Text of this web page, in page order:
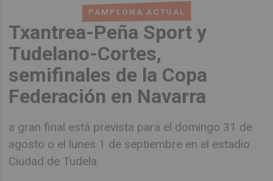
PAMPLONA ACTUAL
Txantrea-Peña Sport y
Tudelano-Cortes,
semifinales de la Copa
Federación en Navarra
a gran final está prevista para el domingo 31 de
agosto o el lunes 1 de septiembre en el estadio
Ciudad de Tudela